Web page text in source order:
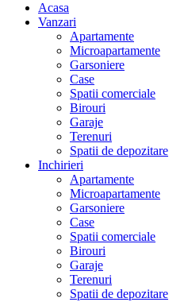
Acasa
Vanzari
Apartamente
Microapartamente
Garsoniere
Case
Spatii comerciale
Birouri
Garaje
Terenuri
Spatii de depozitare
Inchirieri
Apartamente
Microapartamente
Garsoniere
Case
Spatii comerciale
Birouri
Garaje
Terenuri
Spatii de depozitare